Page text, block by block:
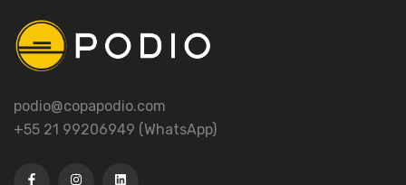
podio@copapodio.com
+55 21 99206949 (WhatsApp)